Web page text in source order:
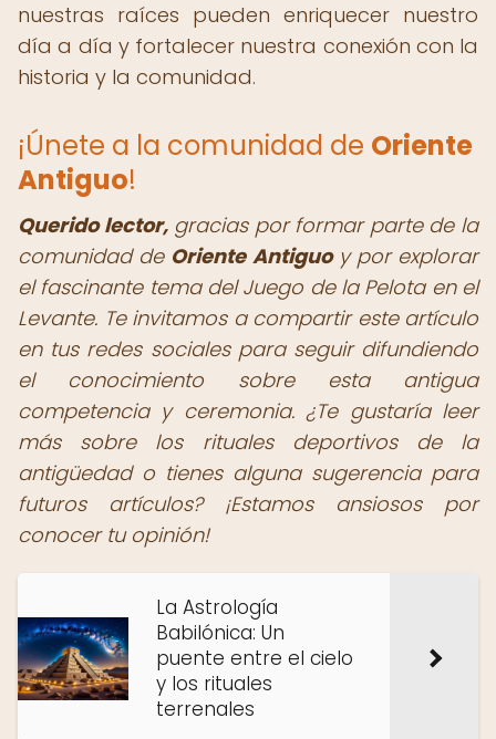
nuestras raíces pueden enriquecer nuestro
día a día y fortalecer nuestra conexión con la
historia y la comunidad.
¡Únete a la comunidad de Oriente
Antiguo!
Querido lector,gracias por formar parte de la
comunidad de Oriente Antiguoy por explorar
el fascinante tema del Juego de la Pelota en el
Levante. Te invitamos a compartir este artículo
en tus redes sociales para seguir difundiendo
el conocimiento sobre esta antigua
competencia y ceremonia. ¿Te gustaría leer
más sobre los rituales deportivos de la
antigüedad o tienes alguna sugerencia para
futuros artículos? ¡Estamos ansiosos por
conocer tu opinión!
La Astrología
Babilónica: Un
puente entre el cielo
y los rituales
terrenales